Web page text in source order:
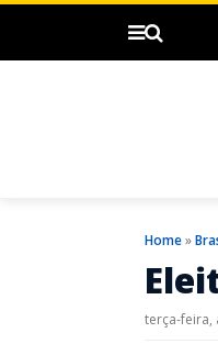
Home»
terça-feira,